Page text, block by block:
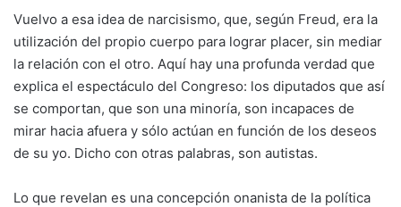
Vuelvo a esa idea de narcisismo, que, según Freud, era la
utilización del propio cuerpo para lograr placer, sin mediar
la relación con el otro. Aquí hay una profunda verdad que
explica el espectáculo del Congreso: los diputados que así
se comportan, que son una minoría, son incapaces de
mirar hacia afuera y sólo actúan en función de los deseos
de su yo. Dicho con otras palabras, son autistas.
Lo que revelan es una concepción onanista de la política